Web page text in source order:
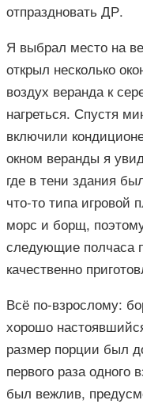
отпраздновать ДР.
Я выбрал место на
открыл несколько
воздух веранда к
нагреться. Спустя
включили
окном веранды я
где в тени здания
что-то типа
морс и борщ,
следующие полчаса
качественно
Всё по-взрослому:
хорошо
размер порции был
первого раза
был вежлив,